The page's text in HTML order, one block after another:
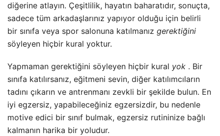
diğerine atlayın. Çeşitlilik, hayatın baharatıdır, sonuçta,
sadece tüm arkadaşlarınız yapıyor olduğu için belirli
bir sınıfa veya spor salonuna katılmanız gerektiğini
söyleyen hiçbir kural yoktur.
Yapmaman gerektiğini söyleyen hiçbir kural yok . Bir
sınıfa katılırsanız, eğitmeni sevin, diğer katılımcıların
tadını çıkarın ve antrenmanı zevkli bir şekilde bulun. En
iyi egzersiz, yapabileceğiniz egzersizdir, bu nedenle
motive edici bir sınıf bulmak, egzersiz rutininize bağlı
kalmanın harika bir yoludur.